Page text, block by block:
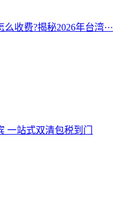
收费?揭秘2026年台湾···
一站式双清包税到门